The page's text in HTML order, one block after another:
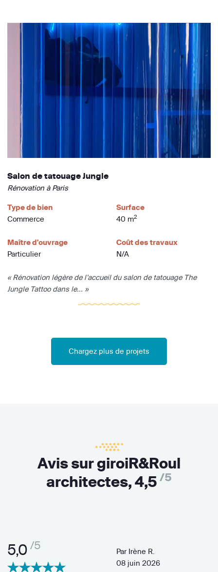
Salon de tatouage Jungle
Rénovation à Paris
Type de bien
Commerce
Surface
40 m2
Maître d'ouvrage
Particulier
Coût des travaux
N/A
« Rénovation légère de l’accueil du salon de tatouage The
Jungle Tattoo dans le... »
Chargez plus de projets
Avis sur giroiR&Roul
architectes,4,5 /5
5,0 /5 Par Irène R.
08 juin 2026